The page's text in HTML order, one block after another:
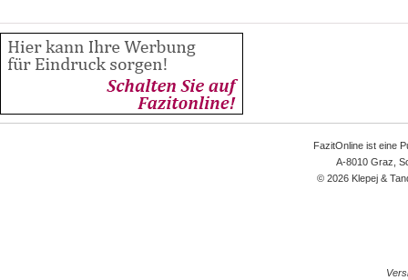
FazitOnline ist eine
A-8010 Graz,
© 2026 Klepej &